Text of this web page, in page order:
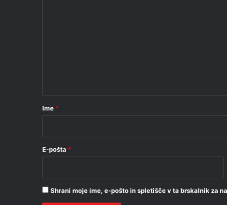
rIme *
E-pošta *
Shrani moje ime, e-pošto in spletišče v ta brskalnik za